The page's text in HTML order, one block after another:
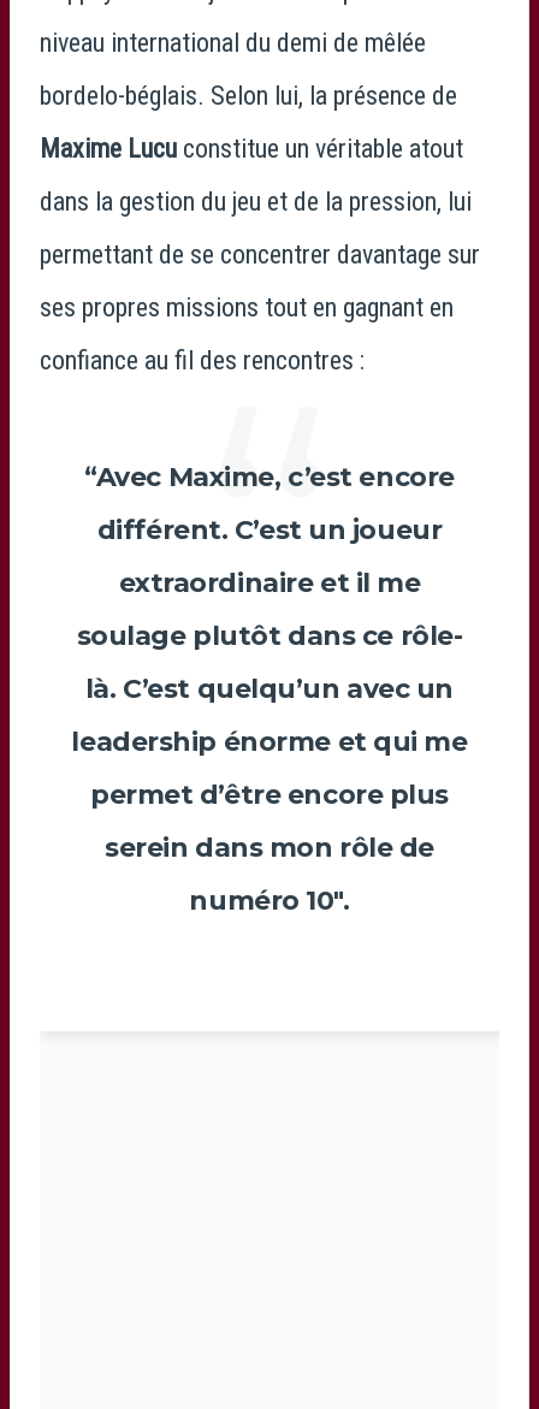
niveau international du demi de mêlée
bordelo-béglais. Selon lui, la présence de
Maxime Lucu constitue un véritable atout
dans la gestion du jeu et de la pression, lui
permettant de se concentrer davantage sur
ses propres missions tout en gagnant en
confiance au fil des rencontres :
“Avec Maxime, c’est encore
différent. C’est un joueur
extraordinaire et il me
soulage plutôt dans ce rôle-
là. C’est quelqu’un avec un
leadership énorme et qui me
permet d’être encore plus
serein dans mon rôle de
numéro 10″.